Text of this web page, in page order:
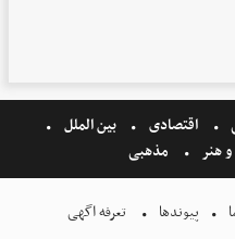
اقتصادی
بین الملل
هنر مذهبی
پیوندها تعرفه اگهی